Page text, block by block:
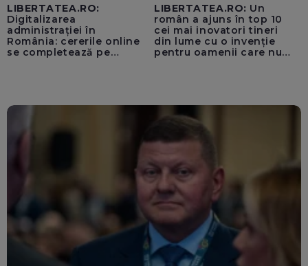
LIBERTATEA.RO:
Digitalizarea
administrației în
România: cererile online
se completează pe
LIBERTATEA.RO: Un
român a ajuns în top 10
cei mai inovatori tineri
din lume cu o invenție
pentru oamenii care nu